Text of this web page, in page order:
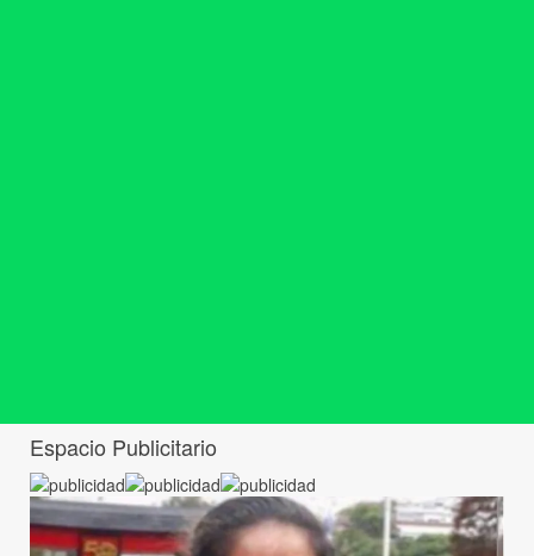
Espacio Publicitario